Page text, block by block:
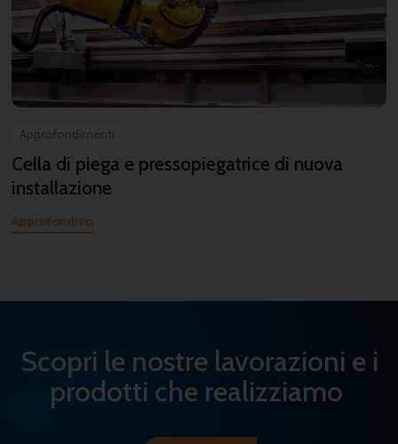
Approfondimenti
Cella di piega e pressopiegatrice di nuova
installazione
Approfondisci
Scopri le nostre lavorazioni e i
prodotti che realizziamo